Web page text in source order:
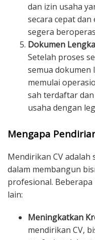
dan izin usaha
secara cepat dan
segera
Dokumen
Setelah proses
semua
memulai
sah terdaftar
usaha dengan
Mengapa
Mendirikan CV
dalam membangun
profesional.
lain:
Meningkatkan
mendirikan CV,